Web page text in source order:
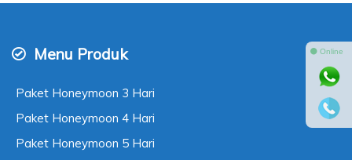
Menu Produk
Paket Honeymoon 3 Hari
Paket Honeymoon 4 Hari
Paket Honeymoon 5 Hari
⚫ Online